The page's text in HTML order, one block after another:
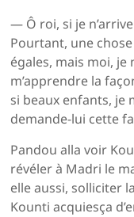
— Ô roi, si je
Pourtant, une
égales, mais moi, je
m’apprendre la
si beaux enfants, je
demande-lui cette
Pandou alla voir
révéler à Madri le
elle aussi, solliciter
Kounti acquiesça